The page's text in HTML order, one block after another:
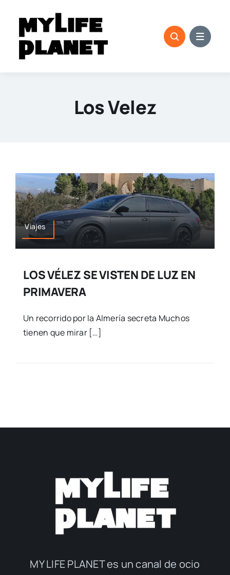
contenido
Los Velez
Viajes
LOS VÉLEZ SE VISTEN DE LUZ EN
PRIMAVERA
Un recorrido por la Almería secreta Muchos
tienen que mirar […]
MY LIFE PLANET es un canal de ocio